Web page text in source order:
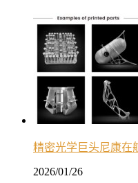
精密光学巨头尼康在
2026/01/26